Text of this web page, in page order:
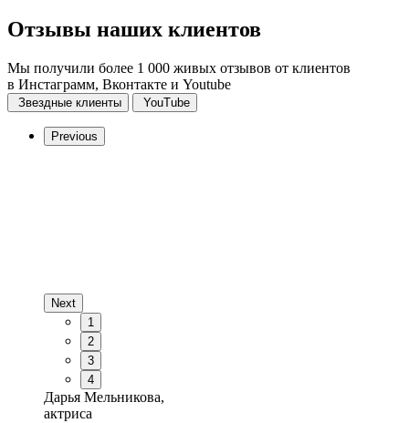
Отзывы наших клиентов
Мы получили более 1 000 живых отзывов от клиентов
в Инстаграмм, Вконтакте и Youtube
Звездные клиенты YouTube
Previous
Next
1
2
3
4
Дарья Мельникова,
актриса